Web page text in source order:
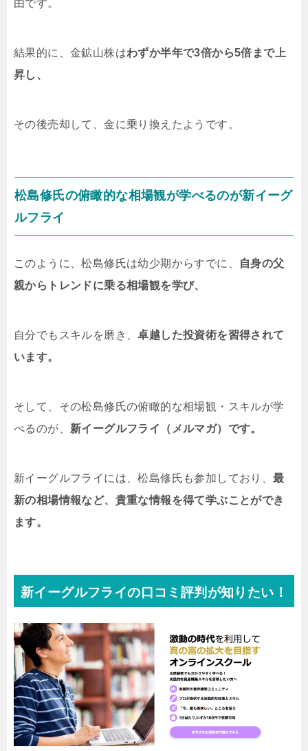
由です。
結果的に、金鉱山株はわずか半年で3倍から5倍まで上
昇し、
その後売却して、金に乗り換えたようです。
松島修氏の俯瞰的な相場観が学べるのが新イーグ
ルフライ
このように、松島修氏は幼少期からすでに、
自身の父
親からトレンドに乗る相場観を学び、
自分でもスキルを磨き、卓越した投資術を習得されて
います。
そして、その松島修氏の俯瞰的な相場観・スキルが学
べるのが、 新イーグルフライ（メルマガ）です。
新イーグルフライには、松島修氏も参加しており、最
新の相場情報など、貴重な情報を得て学ぶことができ
ます。
新イーグルフライの口コミ評判が知りたい！